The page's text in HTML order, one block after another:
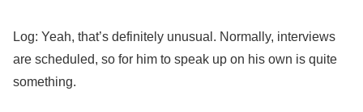
Log: Yeah, that’s definitely unusual. Normally, interviews
are scheduled, so for him to speak up on his own is quite
something.